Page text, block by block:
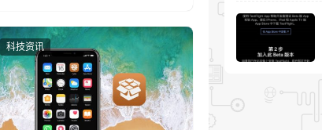
科技资讯